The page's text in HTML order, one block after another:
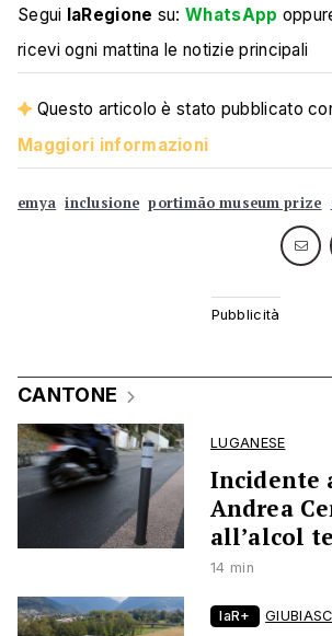
Segui laRegione su:WhatsApp
ricevi ogni mattina le notizie principali
Questo articolo è stato pubblicato
Maggiori informazioni
emya inclusione portimão museum prize
CANTONE
LUGANESE
Incidente
Andrea
all’alcol
14 min
laR+